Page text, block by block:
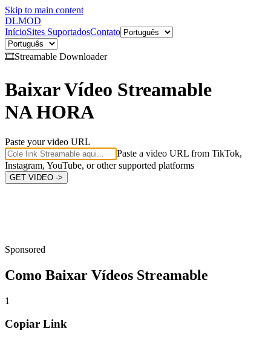
Skip to main content
DLMOD
InícioSites SuportadosContato
🎞️Streamable Downloader
Baixar Vídeo Streamable
NA HORA
Paste your video URL
Paste a video URL from TikTok,
Instagram, YouTube, or other supported platforms
GET VIDEO ->
Sponsored
Como Baixar Vídeos Streamable
1
Copiar Link